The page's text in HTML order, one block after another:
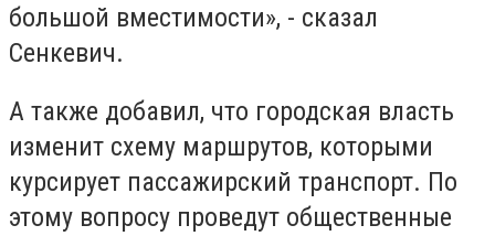
большой вместимости», - сказал
Сенкевич.
А также добавил, что городская власть
изменит схему маршрутов, которыми
курсирует пассажирский транспорт. По
этому вопросу проведут общественные